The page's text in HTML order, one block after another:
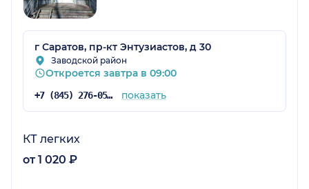
г Саратов, пр-кт Энтузиастов, д 30
Заводской район
Откроется завтра в 09:00
+7 (845) 276-05-05 показать
КТ легких
от 1 020 ₽